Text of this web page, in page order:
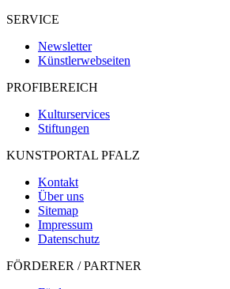
SERVICE
Newsletter
Künstlerwebseiten
PROFIBEREICH
Kulturservices
Stiftungen
KUNSTPORTAL PFALZ
Kontakt
Über uns
Sitemap
Impressum
Datenschutz
FÖRDERER / PARTNER